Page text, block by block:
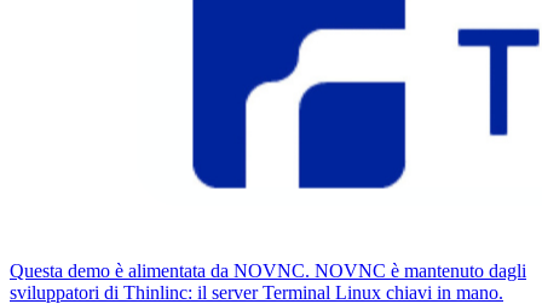
Questa demo è alimentata da NOVNC. NOVNC è mantenuto dagli
sviluppatori di Thinlinc: il server Terminal Linux chiavi in ​​mano.